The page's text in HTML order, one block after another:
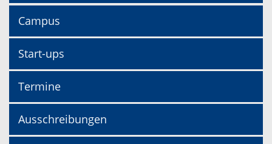
Campus
Start-ups
Termine
Ausschreibungen